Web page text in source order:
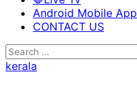
Android Mobile App
CONTACT US
Search
for:
kerala